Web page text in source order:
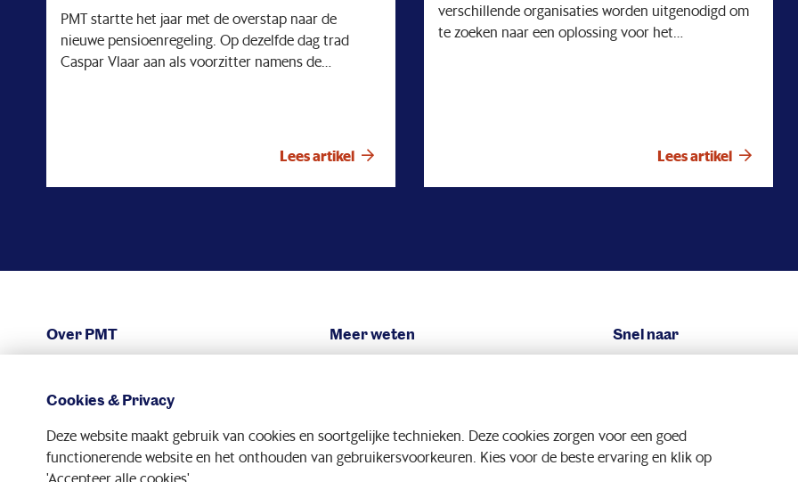
Cookies & Privacy
Deze website maakt gebruik van cookies en soortgelijke technieken. Deze cookies zorgen voor een goed
functionerende website en het onthouden van gebruikersvoorkeuren. Kies voor de beste ervaring en klik op
'Accepteer alle cookies'.
PMT startte het jaar met de overstap naar de
nieuwe pensioenregeling. Op dezelfde dag trad
Caspar Vlaar aan als voorzitter namens de
het bepalen en invullen van de koers van PMT. Tijd
hun samenwerking, wat drijft hen en waar krijgen zij
Lees artikel
verschillende organisaties worden uitgenodigd om
te zoeken naar een oplossing voor het
krijgen wij de vraag wat PMT doet aan het
andere maatschappelijke problemen. Wij zullen ons
Lees artikel
Over PMT
Financiële situatie
Werken bij PMT
Meer weten
Nieuw pensioenstelsel
Snel naar
Downloads